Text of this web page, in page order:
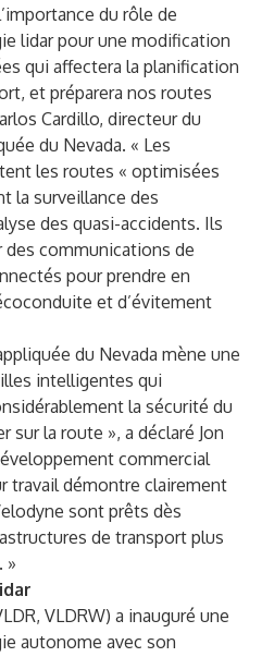
du rôle de
lidar pour une modification
qui affectera la planification
et préparera nos routes
Cardillo, directeur du
du Nevada. « Les
les routes « optimisées
la surveillance des
des quasi-accidents. Ils
communications de
pour prendre en
et d’évitement
du Nevada mène une
intelligentes qui
la sécurité du
sur la route », a déclaré Jon
commercial
travail démontre clairement
sont prêts dès
de transport plus
»
VLDRW) a inauguré une
autonome avec son